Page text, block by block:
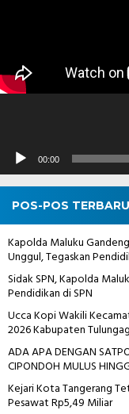
00:00
POS-POS TERBARU
Kapolda Maluku
Unggul, Tegaskan
Sidak SPN, Kapolda
Pendidikan di SPN
Ucca Kopi Wakili
2026 Kabupaten
ADA APA DENGAN
CIPONDOH MULUS
Kejari Kota Tangerang
Pesawat Rp5,49 Miliar